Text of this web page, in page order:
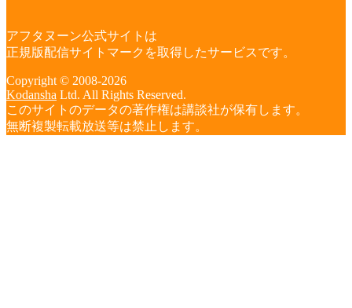
アフタヌーン公式サイトは
正規版配信サイトマークを取得したサービスです。
Copyright © 2008-2026
Kodansha Ltd. All Rights Reserved.
このサイトのデータの著作権は講談社が保有します。
無断複製転載放送等は禁止します。